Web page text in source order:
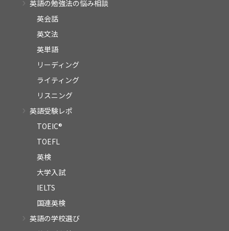
英語の勉強法の悩み相談
英会話
英文法
英単語
リーディング
ライティング
リスニング
英語受験レポ
TOEIC®
TOEFL
英検
大学入試
IELTS
国連英検
英語の学校選び